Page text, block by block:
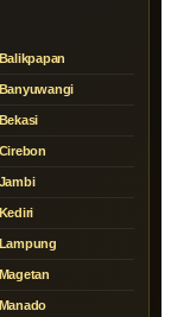
Balikpapan
Banyuwangi
Bekasi
Cirebon
Jambi
Kediri
Lampung
Magetan
Manado